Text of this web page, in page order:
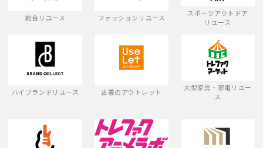
総合リユース ファッションリユース
スポーツアウトドア
リユース
ハイブランドリユース 古着のアウトレット
大型家具・家電リユー
ス